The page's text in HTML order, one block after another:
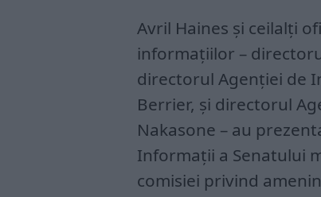
Avril Haines și ceilalți
informațiilor –
directorul Agenției de
Berrier, și directorul
Nakasone – au
Informații a Senatului
comisiei privind